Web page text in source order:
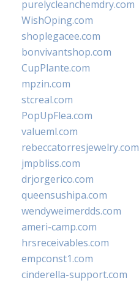
purelycleanchemdry.com
WishOping.com
shoplegacee.com
bonvivantshop.com
CupPlante.com
mpzin.com
stcreal.com
PopUpFlea.com
valueml.com
rebeccatorresjewelry.com
jmpbliss.com
drjorgerico.com
queensushipa.com
wendyweimerdds.com
ameri-camp.com
hrsreceivables.com
empconst1.com
cinderella-support.com